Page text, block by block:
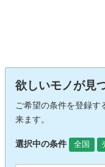
欲しいモノが見
ご希望の条件を登録す
来ます。
選択中の条件 全国